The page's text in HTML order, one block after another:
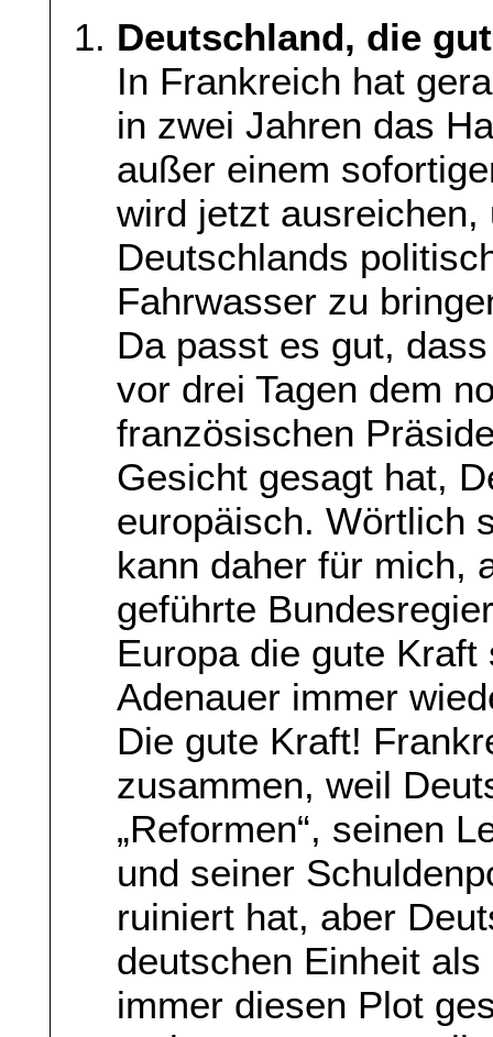
Deutschland, die
In Frankreich hat
in zwei Jahren das
außer einem
wird jetzt
Deutschlands
Fahrwasser zu
Da passt es gut,
vor drei Tagen dem
französischen
Gesicht gesagt hat,
europäisch. Wörtlich
kann daher für mich,
geführte
Europa die gute
Adenauer immer
Die gute Kraft!
zusammen, weil
„Reformen“, seinen
und seiner
ruiniert hat, aber
deutschen Einheit
immer diesen Plot